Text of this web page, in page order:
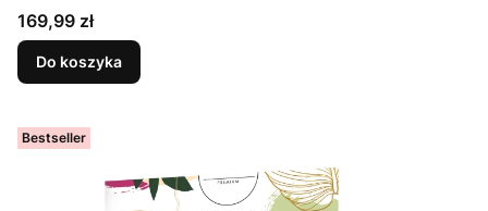
Cena
169,99 zł
Do koszyka
Bestseller